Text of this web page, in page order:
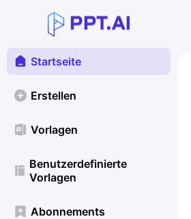
Startseite
Erstellen
Vorlagen
Benutzerdefinierte
Vorlagen
Abonnements